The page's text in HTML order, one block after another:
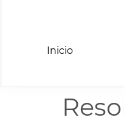
Inicio